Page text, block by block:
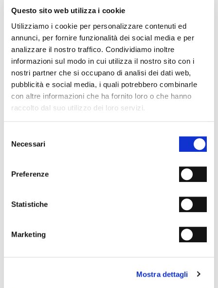
Questo sito web utilizza i cookie
Utilizziamo i cookie per personalizzare contenuti ed
annunci, per fornire funzionalità dei social media e per
analizzare il nostro traffico. Condividiamo inoltre
informazioni sul modo in cui utilizza il nostro sito con i
nostri partner che si occupano di analisi dei dati web,
pubblicità e social media, i quali potrebbero combinarle
con altre informazioni che ha fornito loro o che hanno
raccolto dal suo utilizzo dei loro servizi.
delNecessari
Preferenze
Statistiche
Marketing
Mostra dettagli
+
-
AGGIUNGI AL CARRELLO
AGGIUNGI ALLA WISHLIST
SPEDIZIONI
RESI & RIMBORSI
ottieni il 15% di
sconto sul primo ordine.
Informativa sulla Privacye
della ricezione della newsletter da parte di
MANIFATTURE ITALIANE SRL conformemente a